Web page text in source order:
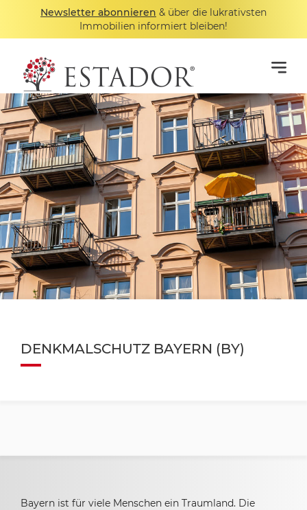
Newsletter abonnieren & über die lukrativsten
Immobilien informiert bleiben!
DENKMALSCHUTZ BAYERN (BY)
Bayern ist für viele Menschen ein Traumland. Die